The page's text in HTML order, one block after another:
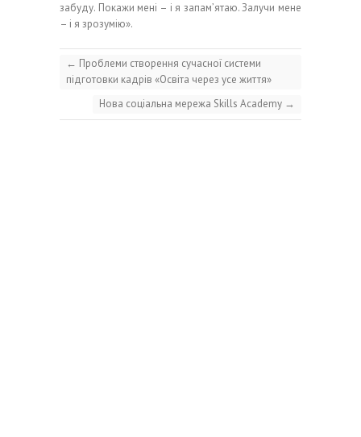
забуду. Покажи мені – і я запам’ятаю. Залучи мене
– і я зрозумію».
← Проблеми створення сучасної системи
підготовки кадрів «Освіта через усе життя»
Нова соціальна мережа Skills Academy →